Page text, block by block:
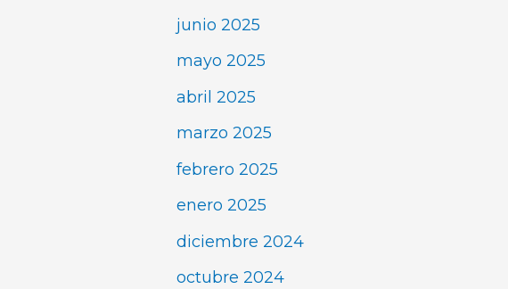
junio 2025
mayo 2025
abril 2025
marzo 2025
febrero 2025
enero 2025
diciembre 2024
octubre 2024